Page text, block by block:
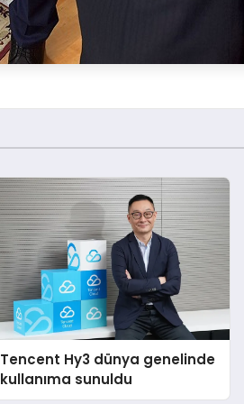
Tencent Hy3 dünya genelinde
kullanıma sunuldu